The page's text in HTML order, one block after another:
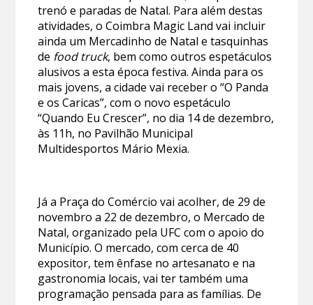
trenó e paradas de Natal. Para além destas
atividades, o Coimbra Magic Land vai incluir
ainda um Mercadinho de Natal e tasquinhas
de food truck, bem como outros espetáculos
alusivos a esta época festiva. Ainda para os
mais jovens, a cidade vai receber o “O Panda
e os Caricas”, com o novo espetáculo
“Quando Eu Crescer”, no dia 14 de dezembro,
às 11h, no Pavilhão Municipal
Multidesportos Mário Mexia.
Já a Praça do Comércio vai acolher, de 29 de
novembro a 22 de dezembro, o Mercado de
Natal, organizado pela UFC com o apoio do
Município. O mercado, com cerca de 40
expositor, tem ênfase no artesanato e na
gastronomia locais, vai ter também uma
programação pensada para as famílias. De